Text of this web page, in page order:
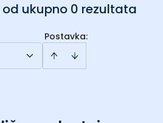
od ukupno 0 rezultata
Postavka: